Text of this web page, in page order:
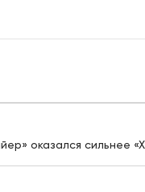
оказался сильнее